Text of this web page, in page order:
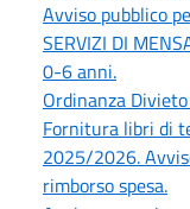
Avviso pubblico
SERVIZI DI
0-6 anni.
Ordinanza
Fornitura libri di
2025/2026.
rimborso spesa.